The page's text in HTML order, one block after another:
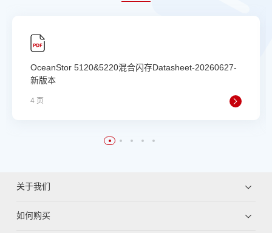
OceanStor 5120&5220混合闪存Datasheet-20260627-
新版本
4 页
关于我们
如何购买